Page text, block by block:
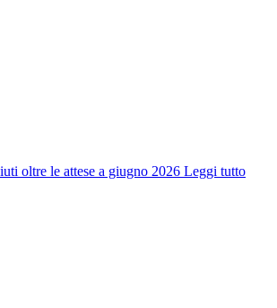
oltre le attese a giugno 2026 Leggi tutto